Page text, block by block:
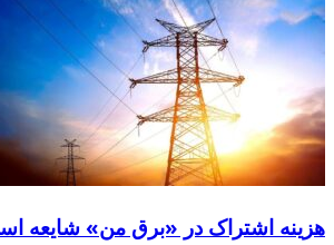
هزینه اشتراک در «برق من» شایعه